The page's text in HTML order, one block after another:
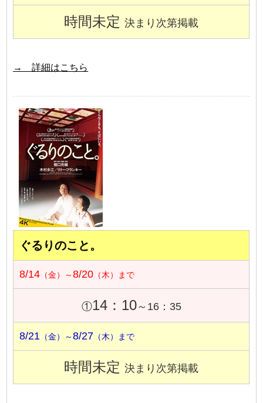
時間未定決まり次第掲載
→ 詳細はこちら
ぐるりのこと。
8/14 （金）～8/20 （木）まで
①14：10～16：35
8/21 （金）～8/27 （木）まで
時間未定決まり次第掲載